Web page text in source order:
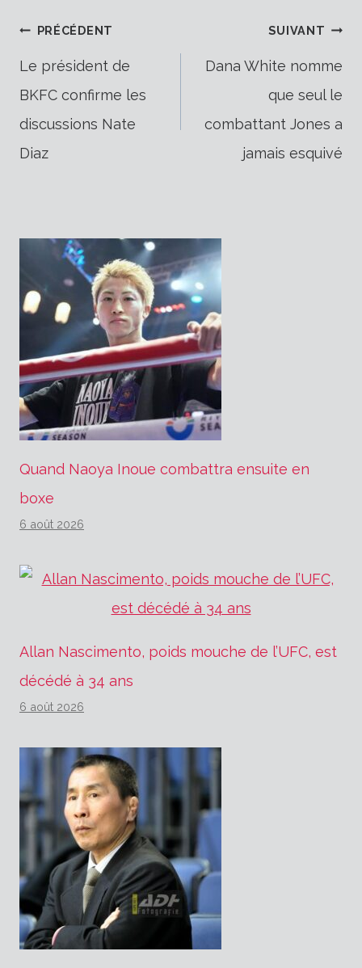
Navigation
de
PRÉCÉDENT
Le président de
BKFC confirme les
discussions Nate
Diaz
SUIVANT
Dana White nomme
que seul le
combattant Jones a
jamais esquivé
Quand Naoya Inoue combattra ensuite en
boxe
6 août 2026
Allan Nascimento, poids mouche de l’UFC, est
décédé à 34 ans
6 août 2026